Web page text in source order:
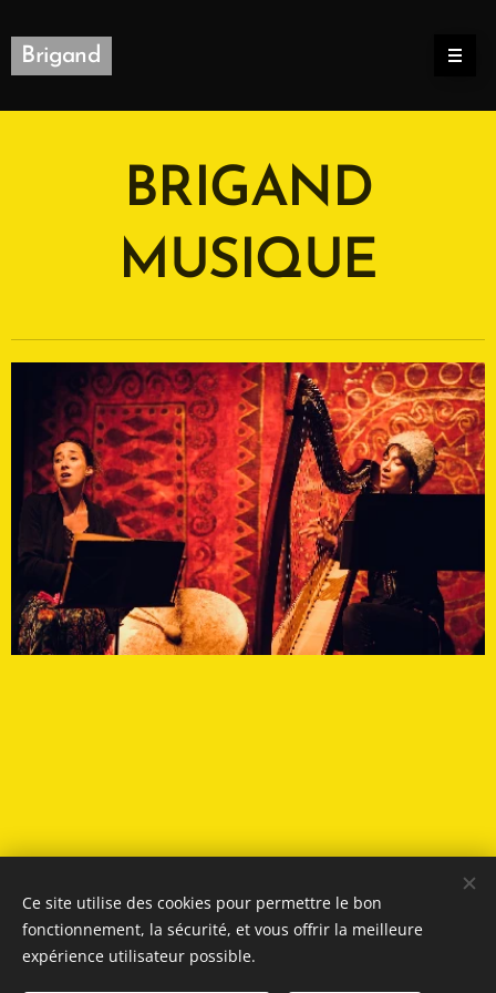
Brigand
BRIGAND
MUSIQUE
Ce site utilise des cookies pour permettre le bon
fonctionnement, la sécurité, et vous offrir la meilleure
expérience utilisateur possible.